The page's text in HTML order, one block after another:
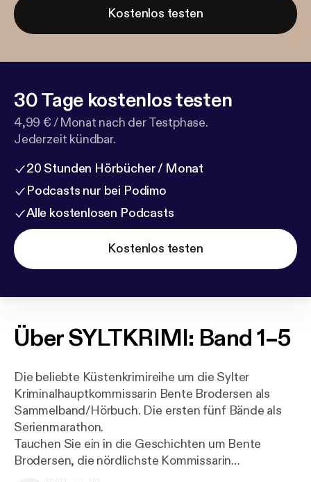
Kostenlos testen
30 Tage kostenlos testen
4,99 € / Monat nach der Testphase.
Jederzeit kündbar.
20 Stunden Hörbücher / Monat
Podcasts nur bei Podimo
Alle kostenlosen Podcasts
Kostenlos testen
ÜberSYLTKRIMI: Band 1–5
Die beliebte Küstenkrimireihe um die Sylter
Kriminalhauptkommissarin Bente Brodersen als
Sammelband/Hörbuch. Die ersten fünf Bände als
Serienmarathon.
Tauchen Sie ein in die Geschichten um Bente
Brodersen, die nördlichste Kommissarin